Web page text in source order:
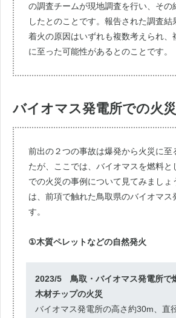
の調査チームが現地調査を行い、その
したとのことです。報告された調査結
着火の原因はいずれも複数考えられ、
に至った可能性があるとのことです。
バイオマス発電所での火
前出の２つの事故は爆発から火災に至
たが、ここでは、バイオマスを燃料と
での火災の事例について見てみまし
は、前項で触れた鳥取県のバイオマス
す。
①木質ペレットなどの自然発火
2023/5 鳥取・バイオマス発電所で
木材チップの火災
バイオマス発電所の高さ約30m、直